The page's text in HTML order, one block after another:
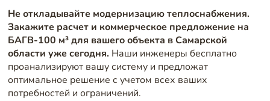
Не откладывайте модернизацию теплоснабжения.
Закажите расчет и коммерческое предложение на
БАГВ-100 м³ для вашего объекта в Самарской
области уже сегодня. Наши инженеры бесплатно
проанализируют вашу систему и предложат
оптимальное решение с учетом всех ваших
потребностей и ограничений.